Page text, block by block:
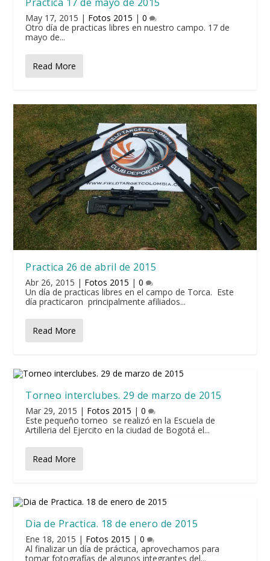
May 17, 2015 | Fotos 2015 |0
Otro día de practicas libres en nuestro campo. 17 de
mayo de...
Read More
Practica 26 de abril de 2015
Abr 26, 2015 | Fotos 2015 |0
Un día de practicas libres en el campo de Torca. Este
día practicaron principalmente afiliados...
Read More
Torneo interclubes. 29 de marzo de 2015
Mar 29, 2015 | Fotos 2015 |0
Este pequeño torneo se realizó en la Escuela de
Artilleria del Ejercito en la ciudad de Bogotá el...
Read More
Dia de Practica. 18 de enero de 2015
Ene 18, 2015 | Fotos 2015 |0
Al finalizar un día de práctica, aprovechamos para
tomar fotografías de algunos integrantes del...